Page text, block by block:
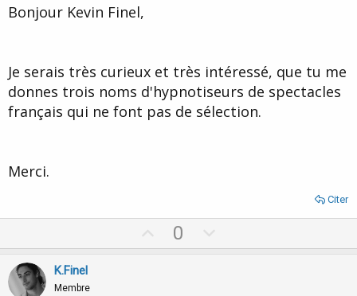
Bonjour Kevin Finel,
Je serais très curieux et très intéressé, que tu me
donnes trois noms d'hypnotiseurs de spectacles
français qui ne font pas de sélection.
Merci.
Citer
p
0
o
K.Finel
Membre